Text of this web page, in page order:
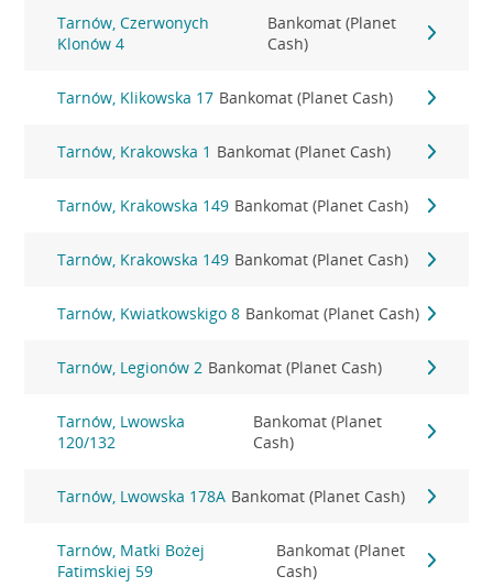
Tarnów, Czerwonych
Klonów 4
Bankomat (Planet
Cash)
Tarnów, Klikowska 17 Bankomat (Planet Cash)
Tarnów, Krakowska 1 Bankomat (Planet Cash)
Tarnów, Krakowska 149 Bankomat (Planet Cash)
Tarnów, Krakowska 149 Bankomat (Planet Cash)
Tarnów, Kwiatkowskigo 8 Bankomat (Planet Cash)
Tarnów, Legionów 2 Bankomat (Planet Cash)
Tarnów, Lwowska
120/132
Bankomat (Planet
Cash)
Tarnów, Lwowska 178A Bankomat (Planet Cash)
Tarnów, Matki Bożej
Fatimskiej 59
Bankomat (Planet
Cash)